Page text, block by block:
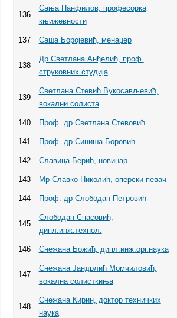
136
Сања Панфилов, професорка
књижевности
137 Саша Боројевић, менаџер
138
Др Светлана Анђелић, проф.
струковних студија
139
Светлана Стевић Вукосављевић,
вокални солиста
140 Проф. др Светлана Стевовић
141 Проф. др Синиша Боровић
142 Славица Берић, новинар
143 Мр Славко Николић, оперски певач
144 Проф. др Слободан Петровић
145
Слободан Спасовић,
дипл.инж.технол.
146 Снежана Божић, дипл.инж.орг.наука
147
Снежана Јандрлић Момчиловић,
вокална солисткиња
148
Снежана Кирин, доктор техничких
наука